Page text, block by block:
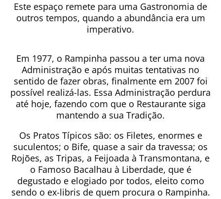
Este espaço remete para uma Gastronomia de
outros tempos, quando a abundância era um
imperativo.
Em 1977, o Rampinha passou a ter uma nova
Administração e após muitas tentativas no
sentido de fazer obras, finalmente em 2007 foi
possível realizá-las. Essa Administração perdura
até hoje, fazendo com que o Restaurante siga
mantendo a sua Tradição.
Os Pratos Típicos são: os Filetes, enormes e
suculentos; o Bife, quase a sair da travessa; os
Rojões, as Tripas, a Feijoada à Transmontana, e
o Famoso Bacalhau à Liberdade, que é
degustado e elogiado por todos, eleito como
sendo o ex-libris de quem procura o Rampinha.